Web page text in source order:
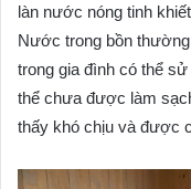
làn nước nóng tinh
Nước trong bồn
trong gia đình có thể
thể chưa được làm
thấy khó chịu và được